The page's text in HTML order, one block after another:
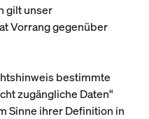
gilt unser
Vorrang gegenüber
bestimmte
zugängliche Daten“
Sinne ihrer Definition in